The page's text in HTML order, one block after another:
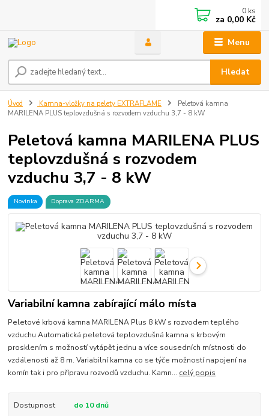
Menu
Hledat
0 ks
za 0,00 Kč
Úvod Kamna-vložky na pelety EXTRAFLAME
Peletová kamna
MARILENA PLUS teplovzdušná s rozvodem vzduchu 3,7 - 8 kW
Peletová kamna MARILENA PLUS
teplovzdušná s rozvodem
vzduchu 3,7 - 8 kW
Novinka Doprava ZDARMA
Variabilní kamna zabírající málo místa
Peletové krbová kamna MARILENA Plus 8 kW s rozvodem teplého
vzduchu Automatická peletová teplovzdušná kamna s krbovým
prosklením s možností vytápět jednu a více sousedních místnosti do
vzdálenosti až 8 m. Variabilní kamna co se týče možností napojení na
komín tak i pro přípravu rozvodů vzduchu. Kamn... celý popis
Dostupnost
do 10 dnů